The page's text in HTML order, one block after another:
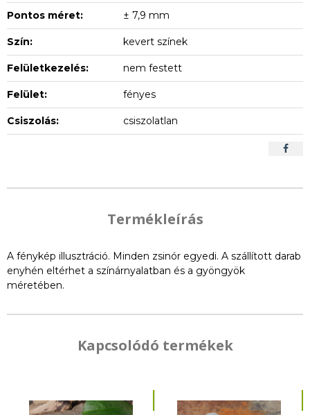
Pontos méret: ± 7,9 mm
Szín: kevert színek
Felületkezelés: nem festett
Felület: fényes
Csiszolás: csiszolatlan
Termékleírás
A fénykép illusztráció. Minden zsinór egyedi. A szállított darab
enyhén eltérhet a színárnyalatban és a gyöngyök
méretében.
Kapcsolódó termékek